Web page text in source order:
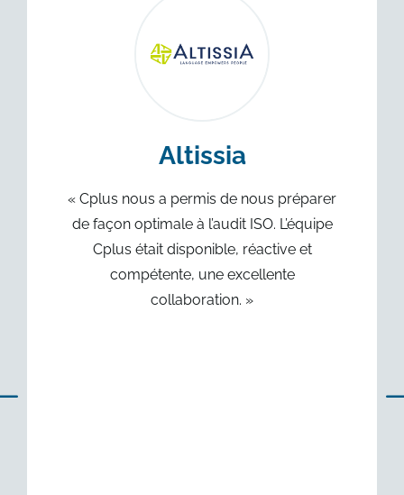
Altissia
« Cplus nous a permis de nous préparer
de façon optimale à l’audit ISO. L’équipe
Cplus était disponible, réactive et
compétente, une excellente
collaboration. »